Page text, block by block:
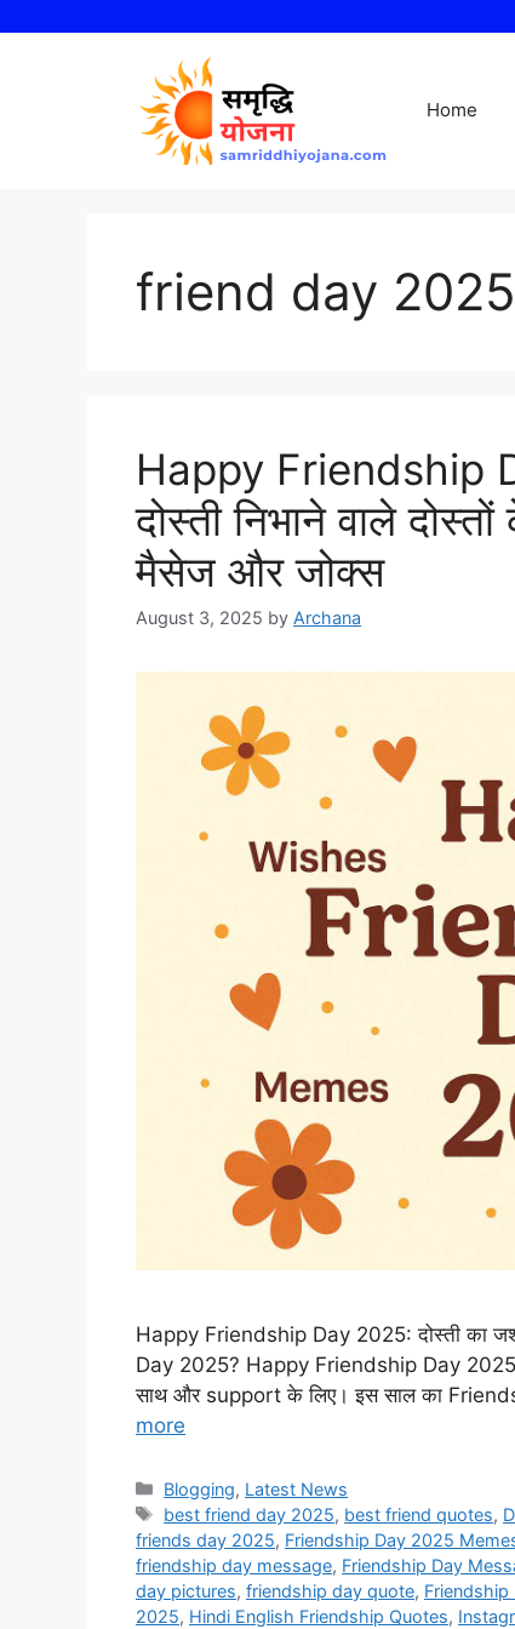
Home
friend day 2025
Happy Friendship
दोस्ती निभाने वाले
मैसेज और जोक्स
August 3, 2025 by Archana
Happy Friendship Day 2025: दोस्ती का
Day 2025? Happy Friendship Day 2025
साथ और support के लिए। इस साल का
more
Categories
Blogging, Latest News
Tags
best friend day 2025, best friend quotes,
friends day 2025, Friendship Day 2025
friendship day message, Friendship Day
day pictures, friendship day quote, Friendship
2025, Hindi English Friendship Quotes,